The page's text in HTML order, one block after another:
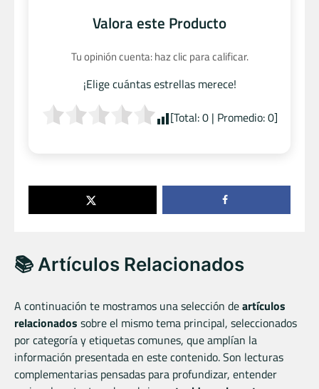
Valora este Producto
Tu opinión cuenta: haz clic para calificar.
¡Elige cuántas estrellas merece!
[Total:0| Promedio:0]
📚 Artículos Relacionados
A continuación te mostramos una selección deartículos
relacionados sobre el mismo tema principal, seleccionados
por categoría y etiquetas comunes, que amplían la
información presentada en este contenido. Son lecturas
complementarias pensadas para profundizar, entender